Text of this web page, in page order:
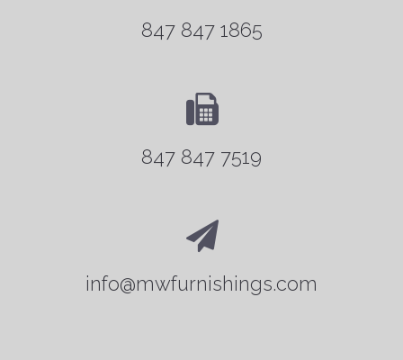
847 847 1865
847 847 7519
info@mwfurnishings.com